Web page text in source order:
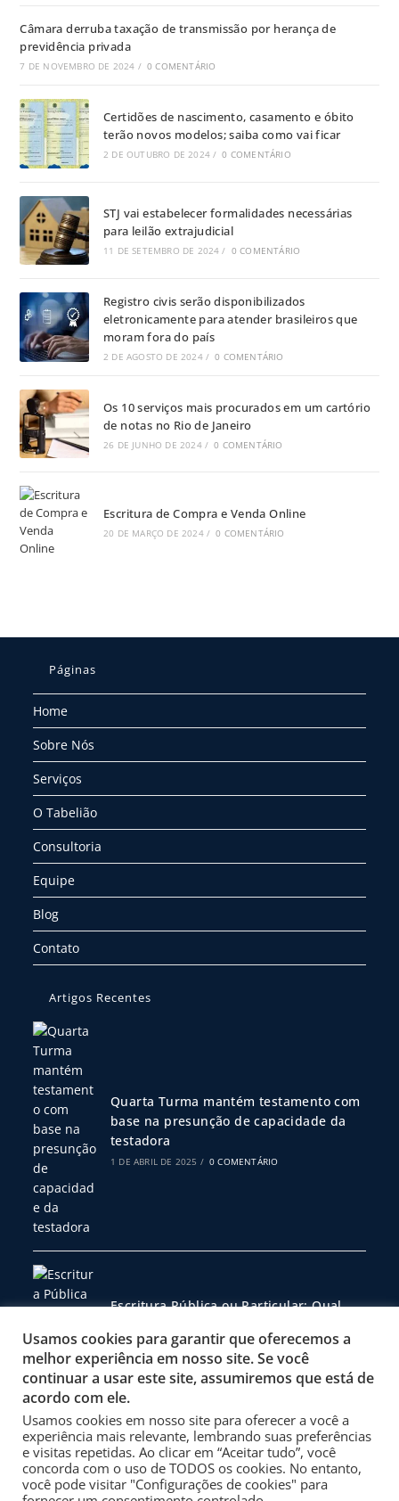
Câmara derruba taxação de transmissão por herança de
previdência privada
7 DE NOVEMBRO DE 2024 / 0 COMENTÁRIO
Certidões de nascimento, casamento e óbito
terão novos modelos; saiba como vai ficar
2 DE OUTUBRO DE 2024 / 0 COMENTÁRIO
STJ vai estabelecer formalidades necessárias
para leilão extrajudicial
11 DE SETEMBRO DE 2024 / 0 COMENTÁRIO
Registro civis serão disponibilizados
eletronicamente para atender brasileiros que
moram fora do país
2 DE AGOSTO DE 2024 / 0 COMENTÁRIO
Os 10 serviços mais procurados em um cartório
de notas no Rio de Janeiro
26 DE JUNHO DE 2024 / 0 COMENTÁRIO
Escritura de Compra e Venda Online
20 DE MARÇO DE 2024 / 0 COMENTÁRIO
Páginas
Home
Sobre Nós
Serviços
O Tabelião
Consultoria
Equipe
Blog
Contato
Artigos Recentes
Quarta Turma mantém testamento com
base na presunção de capacidade da
testadora
1 DE ABRIL DE 2025 / 0 COMENTÁRIO
Escritura Pública ou Particular: Qual
19 DE FEVEREIRO DE 2025 / 0 COMENTÁRIO
Política de Privacidade
Termos de Uso
Site Desenvolvido por 3001 Design
Usamos cookies para garantir que oferecemos a
melhor experiência em nosso site. Se você
continuar a usar este site, assumiremos que está de
acordo com ele.
Usamos cookies em nosso site para oferecer a você a
experiência mais relevante, lembrando suas preferências
e visitas repetidas. Ao clicar em “Aceitar tudo”, você
concorda com o uso de TODOS os cookies. No entanto,
você pode visitar "Configurações de cookies" para